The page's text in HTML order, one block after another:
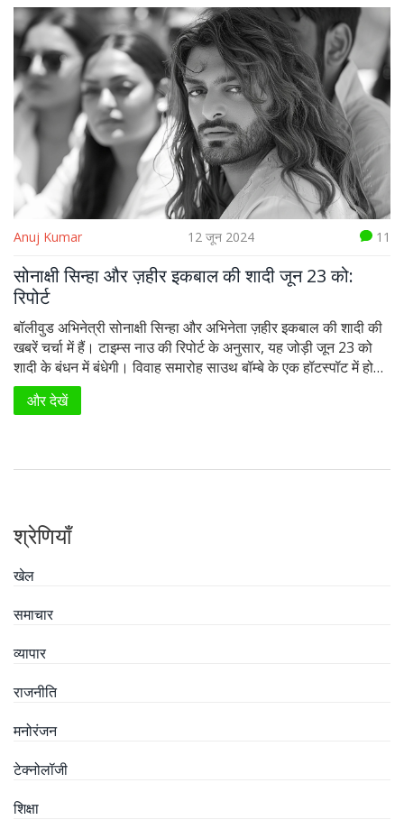
Anuj Kumar 12 जून 2024 11
सोनाक्षी सिन्हा और ज़हीर इकबाल की शादी जून 23 को:
रिपोर्ट
बॉलीवुड अभिनेत्री सोनाक्षी सिन्हा और अभिनेता ज़हीर इकबाल की शादी की
खबरें चर्चा में हैं। टाइम्स नाउ की रिपोर्ट के अनुसार, यह जोड़ी जून 23 को
शादी के बंधन में बंधेगी। विवाह समारोह साउथ बॉम्बे के एक हॉटस्पॉट में होने
की संभावना है। सोनाक्षी और ज़हीर 2020 से एक-दूसरे को डेट कर रहे हैं
और अक्सर मुंबई में विभिन्न कार्यक्रमों और डिनर आउटिंग्स पर साथ देखे
और देखें
श्रेणियाँ
खेल
समाचार
व्यापार
राजनीति
मनोरंजन
टेक्नोलॉजी
शिक्षा